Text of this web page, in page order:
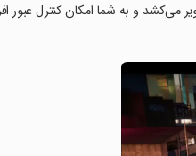
می‌کشد و به شما امکان کنترل عبور